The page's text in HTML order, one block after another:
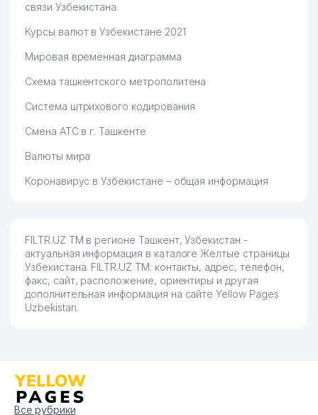
связи Узбекистана
Курсы валют в Узбекистане 2021
Мировая временная диаграмма
Схема ташкентского метрополитена
Система штрихового кодирования
Смена АТС в г. Ташкенте
Валюты мира
Коронавирус в Узбекистане – общая информация
FILTR.UZ ТМ в регионе Ташкент, Узбекистан -
актуальная информация в каталоге Желтые страницы
Узбекистана. FILTR.UZ ТМ: контакты, адрес, телефон,
факс, сайт, расположение, ориентиры и другая
дополнительная информация на сайте Yellow Pages
Uzbekistan.
Все рубрики